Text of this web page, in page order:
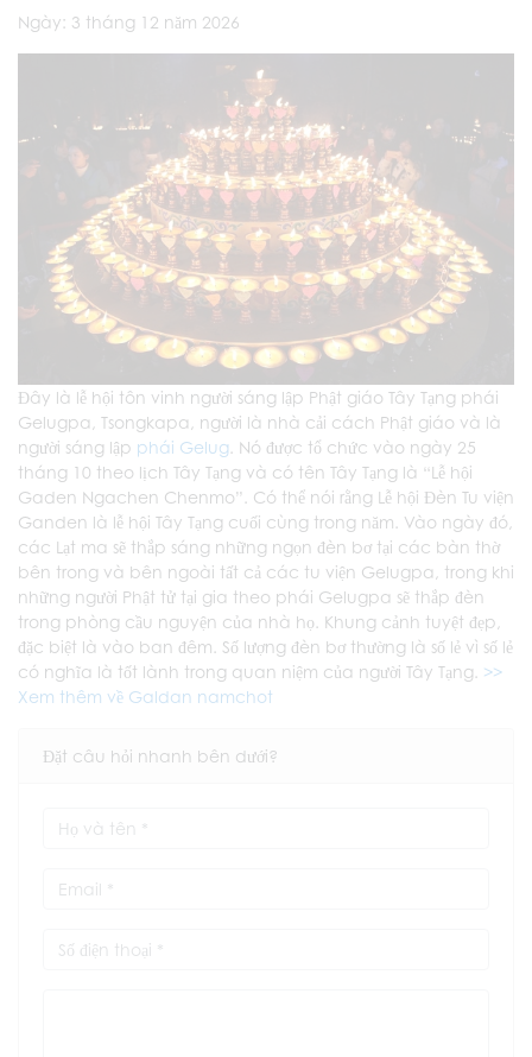
Ngày: 3 tháng 12 năm 2026
Đây là lễ hội tôn vinh người sáng lập Phật giáo Tây Tạng phái
Gelugpa, Tsongkapa, người là nhà cải cách Phật giáo và là
người sáng lập phái Gelug . Nó được tổ chức vào ngày 25
tháng 10 theo lịch Tây Tạng và có tên Tây Tạng là “Lễ hội
Gaden Ngachen Chenmo”. Có thể nói rằng Lễ hội Đèn Tu viện
Ganden là lễ hội Tây Tạng cuối cùng trong năm. Vào ngày đó,
các Lạt ma sẽ thắp sáng những ngọn đèn bơ tại các bàn thờ
bên trong và bên ngoài tất cả các tu viện Gelugpa, trong khi
những người Phật tử tại gia theo phái Gelugpa sẽ thắp đèn
trong phòng cầu nguyện của nhà họ. Khung cảnh tuyệt đẹp,
đặc biệt là vào ban đêm. Số lượng đèn bơ thường là số lẻ vì số lẻ
có nghĩa là tốt lành trong quan niệm của người Tây Tạng. >>
Xem thêm về Galdan namchot
Đặt câu hỏi nhanh bên dưới?